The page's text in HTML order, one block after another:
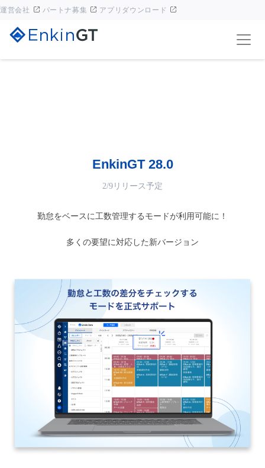
運営会社 パートナ募集 アプリダウンロード
EnkinGT 28.0
2/9リリース予定
勤怠をベースに工数管理するモードが利用可能に！
多くの要望に対応した新バージョン